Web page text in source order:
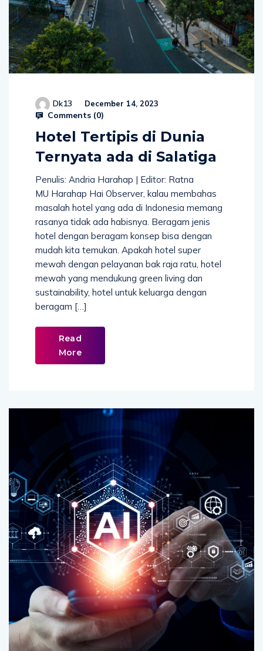
Dk13 December 14, 2023
Comments (0)
Hotel Tertipis di Dunia
Ternyata ada di Salatiga
Penulis: Andria Harahap | Editor: Ratna
MU Harahap Hai Observer, kalau membahas
masalah hotel yang ada di Indonesia memang
rasanya tidak ada habisnya. Beragam jenis
hotel dengan beragam konsep bisa dengan
mudah kita temukan. Apakah hotel super
mewah dengan pelayanan bak raja ratu, hotel
mewah yang mendukung green living dan
sustainability, hotel untuk keluarga dengan
beragam […]
Read
More